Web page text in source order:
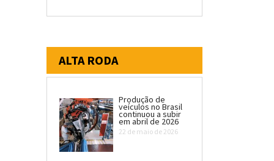
ALTA RODA
Produção de
veículos no Brasil
continuou a subir
em abril de 2026
22 de maio de 2026